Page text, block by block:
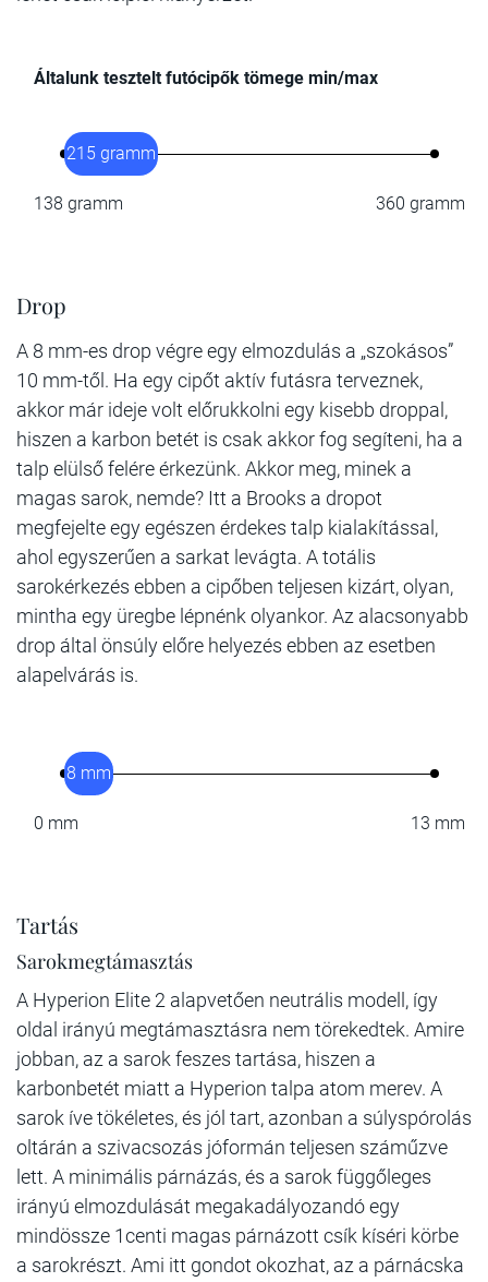
Általunk tesztelt futócipők tömege min/max
138 gramm
215 gramm
360 gramm
Drop
A 8 mm-es drop végre egy elmozdulás a „szokásos”
10 mm-től. Ha egy cipőt aktív futásra terveznek,
akkor már ideje volt előrukkolni egy kisebb droppal,
hiszen a karbon betét is csak akkor fog segíteni, ha a
talp elülső felére érkezünk. Akkor meg, minek a
magas sarok, nemde? Itt a Brooks a dropot
megfejelte egy egészen érdekes talp kialakítással,
ahol egyszerűen a sarkat levágta. A totális
sarokérkezés ebben a cipőben teljesen kizárt, olyan,
mintha egy üregbe lépnénk olyankor. Az alacsonyabb
drop által önsúly előre helyezés ebben az esetben
alapelvárás is.
0 mm
8 mm
13 mm
Tartás
Sarokmegtámasztás
A Hyperion Elite 2 alapvetően neutrális modell, így
oldal irányú megtámasztásra nem törekedtek. Amire
jobban, az a sarok feszes tartása, hiszen a
karbonbetét miatt a Hyperion talpa atom merev. A
sarok íve tökéletes, és jól tart, azonban a súlyspórolás
oltárán a szivacsozás jóformán teljesen száműzve
lett. A minimális párnázás, és a sarok függőleges
irányú elmozdulását megakadályozandó egy
mindössze 1centi magas párnázott csík kíséri körbe
a sarokrészt. Ami itt gondot okozhat, az a párnácska